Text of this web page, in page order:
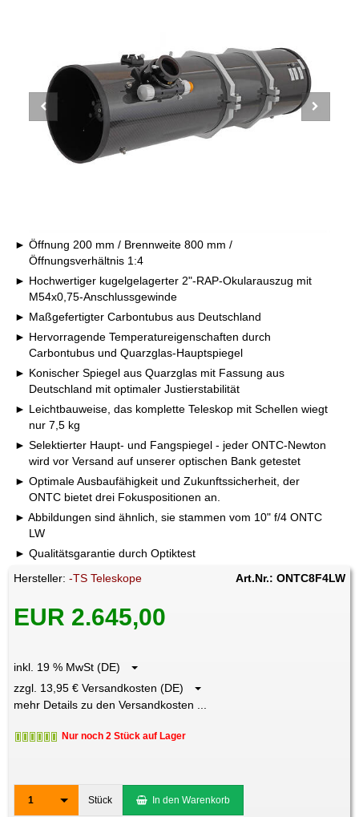
Öffnung 200 mm / Brennweite 800 mm /
Öffnungsverhältnis 1:4
Hochwertiger kugelgelagerter 2"-RAP-Okularauszug mit
M54x0,75-Anschlussgewinde
Maßgefertigter Carbontubus aus Deutschland
Hervorragende Temperatureigenschaften durch
Carbontubus und Quarzglas-Hauptspiegel
Konischer Spiegel aus Quarzglas mit Fassung aus
Deutschland mit optimaler Justierstabilität
Leichtbauweise, das komplette Teleskop mit Schellen wiegt
nur 7,5 kg
Selektierter Haupt- und Fangspiegel - jeder ONTC-Newton
wird vor Versand auf unserer optischen Bank getestet
Optimale Ausbaufähigkeit und Zukunftssicherheit, der
ONTC bietet drei Fokuspositionen an.
Abbildungen sind ähnlich, sie stammen vom 10" f/4 ONTC
LW
Qualitätsgarantie durch Optiktest
Hersteller:-TS Teleskope Art.Nr.: ONTC8F4LW
EUR 2.645,00
inkl. 19 % MwSt (DE)
zzgl. 13,95 € Versandkosten (DE)
mehr Details zu den Versandkosten ...
Nur noch 2 Stück auf Lager
1 Stück In den Warenkorb